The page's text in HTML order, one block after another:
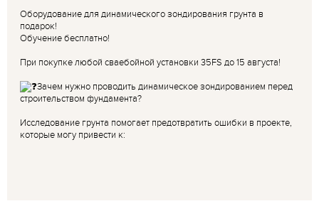
Оборудование для динамического зондирования грунта в
подарок!
Обучение бесплатно!
При покупке любой сваебойной установки 35FS до 15 августа!
Зачем нужно проводить динамическое зондированием перед
строительством фундамента?
Исследование грунта помогает предотвратить ошибки в проекте,
которые могу привести к: